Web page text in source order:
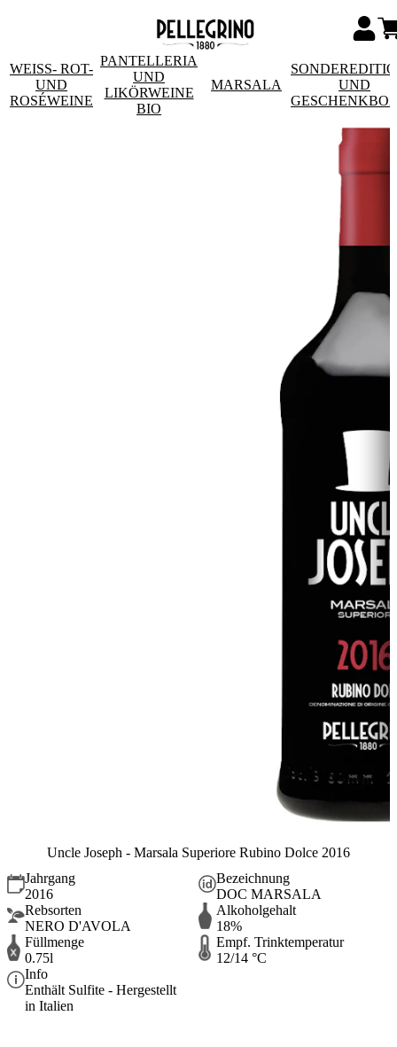
WEISS- ROT- U
ND R
OSÉWEINE
PANTELLERIA
UND
LIKÖRWEINE
BIO
MARSALA
UND
Uncle Joseph - Marsala Superiore Rubino Dolce 2016
Jahrgang
2016
Bezeichnung
DOC MARSALA
Rebsorten
NERO D'AVOLA
Alkoholgehalt
18%
Füllmenge
0.75l
Empf. Trinktemperatur
12/14 °C
Info
Enthält Sulfite - Hergestellt
in Italien